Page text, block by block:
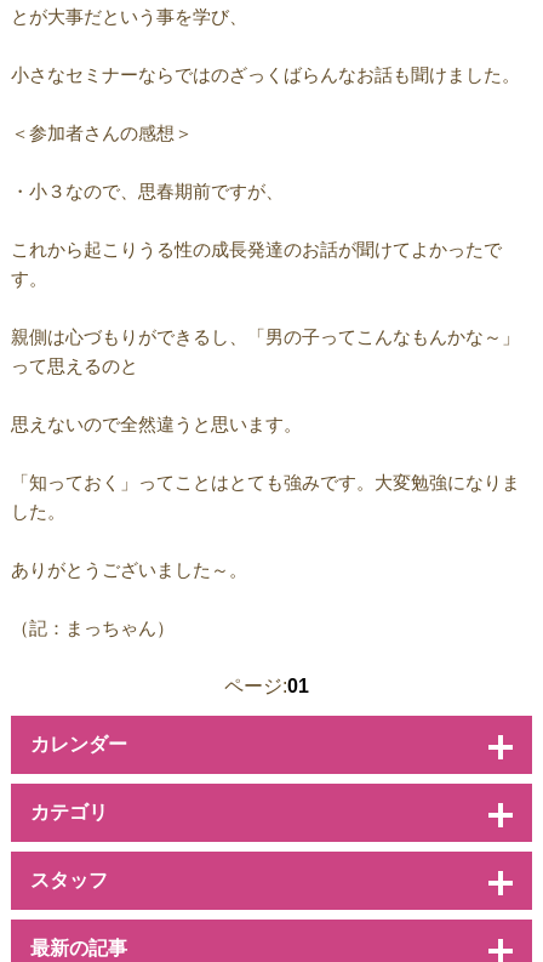
とが大事だという事を学び、
小さなセミナーならではのざっくばらんなお話も聞けました。
＜参加者さんの感想＞
・小３なので、思春期前ですが、
これから起こりうる性の成長発達のお話が聞けてよかったで
す。
親側は心づもりができるし、「男の子ってこんなもんかな～」
って思えるのと
思えないので全然違うと思います。
「知っておく」ってことはとても強みです。大変勉強になりま
した。
ありがとうございました～。
（記：まっちゃん）
ページ:01
カレンダー
カテゴリ
スタッフ
最新の記事